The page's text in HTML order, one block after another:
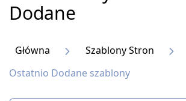
Dodane
Główna
Szablony Stron
Ostatnio Dodane szablony